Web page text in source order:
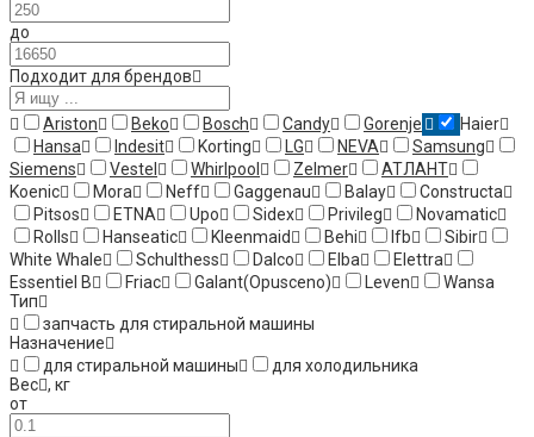
до
Подходит для брендов
Ariston Beko Bosch Candy Gorenje
Haier
Hansa
Indesit Korting LG NEVA
Samsung
Siemens
Vestel Whirlpool Zelmer
АТЛАНТ
Koenic
Mora Neff Gaggenau Balay
Constructa
Pitsos
ETNA Upo Sidex Privileg
Novamatic
Rolls
Hanseatic Kleenmaid Behi Ifb
Sibir
White Whale
Schulthess Dalco Elba
Elettra
Essentiel B
Friac Galant(Opusceno) Leven
Wansa
Тип
запчасть для стиральной машины
Назначение
для стиральной машины
для холодильника
Вес , кг
от